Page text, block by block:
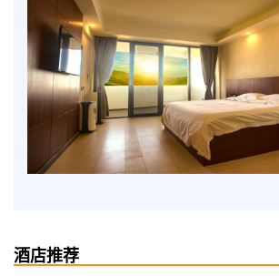
酒店推荐